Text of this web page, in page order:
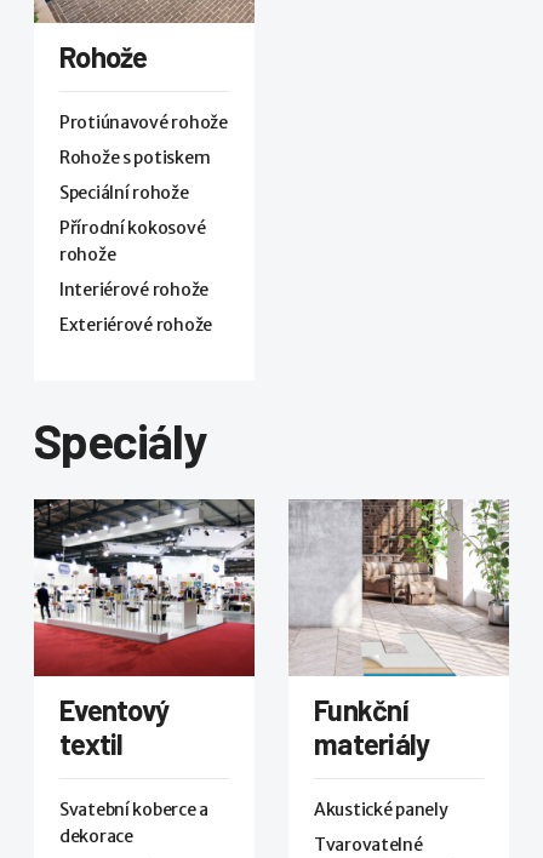
Rohože
Protiúnavové rohože
Rohože s potiskem
Speciální rohože
Přírodní kokosové
rohože
Interiérové rohože
Exteriérové rohože
Speciály
Eventový
textil
Svatební koberce a
dekorace
Funkční
materiály
Akustické panely
Tvarovatelné